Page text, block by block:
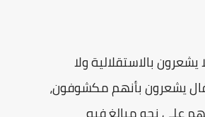
بالاستقلالية ولا
يشعرون بأنهم مکشوفون،